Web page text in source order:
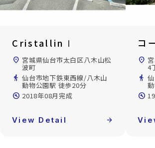
CristallinⅠ
location_on 宮城県仙台市太白区八木山松
波町
directions_walk 仙台市地下鉄東西線/八木山
動物公園駅 徒歩20分
build_circle 2018年08月完成
View Detail arrow_forward
コ
location_on
4
directions_walk
build_circle